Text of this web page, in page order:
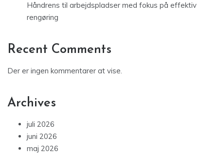
Håndrens til arbejdspladser med fokus på effektiv
rengøring
Recent Comments
Der er ingen kommentarer at vise.
Archives
juli 2026
juni 2026
maj 2026